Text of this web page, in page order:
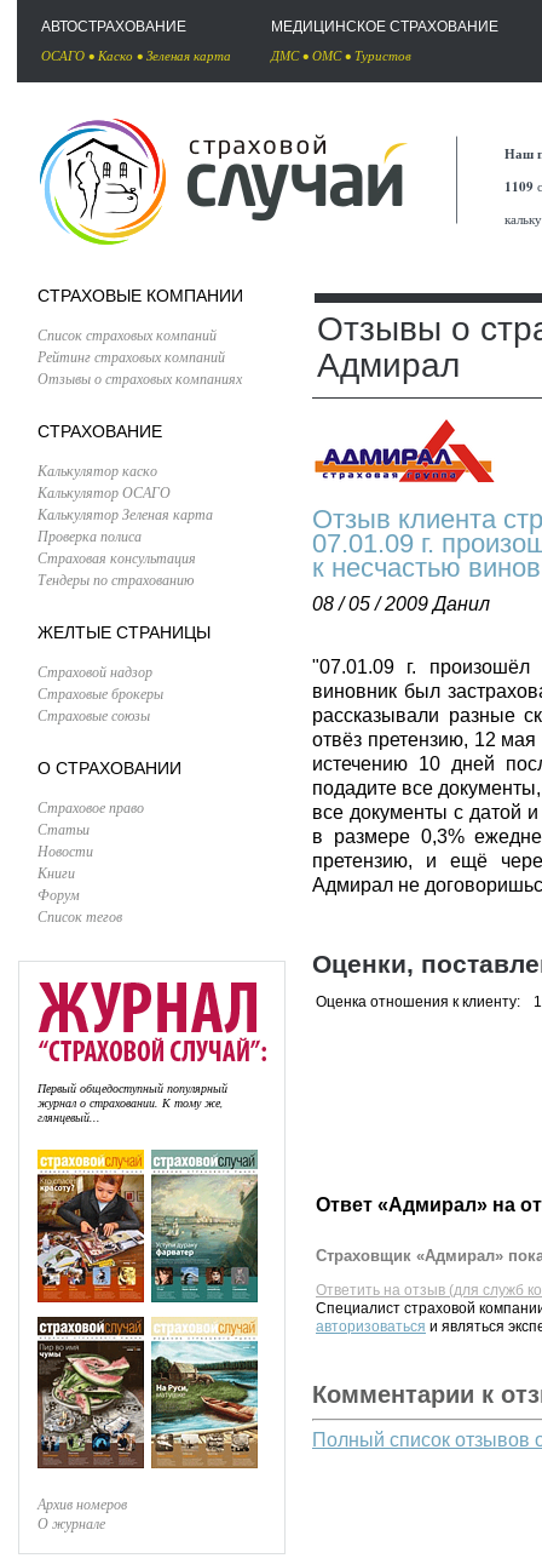
АВТОСТРАХОВАНИЕ
ОСАГО • Каско • Зеленая карта
МЕДИЦИНСКОЕ СТРАХОВАНИЕ
ДМС• ОМС• Туристов
Наш
1109
СТРАХОВЫЕ КОМПАНИИ
Список страховых компаний
Рейтинг страховых компаний
Отзывы о страховых компаниях
СТРАХОВАНИЕ
Калькулятор каско
Калькулятор ОСАГО
Калькулятор Зеленая карта
Проверка полиса
Страховая консультация
Тендеры по страхованию
ЖЕЛТЫЕ СТРАНИЦЫ
Страховой надзор
Страховые брокеры
Страховые союзы
О СТРАХОВАНИИ
Страховое право
Статьи
Новости
Книги
Форум
Список тегов
Первый общедоступный популярный
журнал о страховании. К тому же,
глянцевый...
Архив номеров
О журнале
Отзывы о
Адмирал
Отзыв клиента
07.01.09 г.
к несчастью
08 / 05 / 2009Данил
"07.01.09 г.
виновник был
рассказывали разные
отвёз претензию, 12
истечению 10 дней
подадите все
все документы с датой
в размере 0,3%
претензию, и ещё
Адмирал не
Оценки,
Оценка отношения к клиенту: 1
Ответ «Адмирал» на
Страховщик «Адмирал»
Ответить на отзыв (для служб
Специалист страховой
авторизоваться и являться
Комментарии к
Полный список отзывов